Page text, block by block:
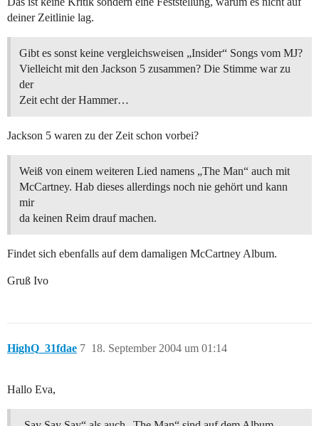
deiner Zeitlinie lag.
Gibt es sonst keine vergleichsweisen „Insider“ Songs vom MJ?
Vielleicht mit den Jackson 5 zusammen? Die Stimme war zu
der
Zeit echt der Hammer…
Jackson 5 waren zu der Zeit schon vorbei?
Weiß von einem weiteren Lied namens „The Man“ auch mit
McCartney. Hab dieses allerdings noch nie gehört und kann
mir
da keinen Reim drauf machen.
Findet sich ebenfalls auf dem damaligen McCartney Album.
Gruß Ivo
HighQ_31fdae 18. September 2004 um 01:14
7
Hallo Eva,